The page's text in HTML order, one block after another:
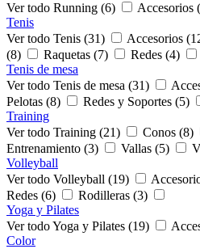
Ver todo Running (6)
Accesorios
Tenis
Ver todo Tenis (31)
Accesorios
(8)
Raquetas (7)
Redes (4)
Tenis de mesa
Ver todo Tenis de mesa (31)
Pelotas (8)
Redes y Soportes (5)
Training
Ver todo Training (21)
Conos (8)
Entrenamiento (3)
Vallas (5)
Volleyball
Ver todo Volleyball (19)
Redes (6)
Rodilleras (3)
Yoga y Pilates
Ver todo Yoga y Pilates (19)
Color